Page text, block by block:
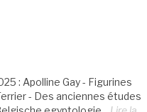
: Apolline Gay - Figurines
- Des anciennes études